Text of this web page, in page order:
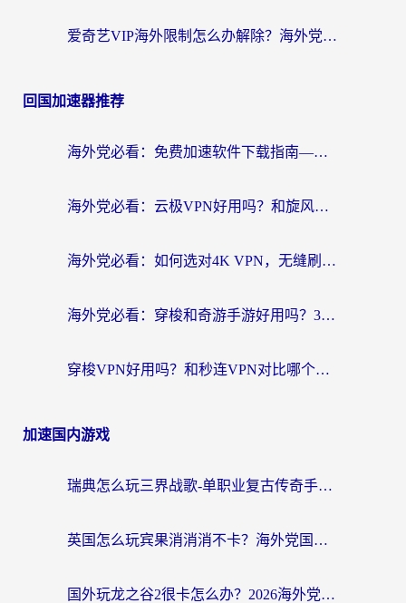
爱奇艺VIP海外限制怎么办解除？海外党追剧看片的终极解决方案
回国加速器推荐
海外党必看：免费加速软件下载指南——无缝访问国内资源的正确打开方式
海外党必看：云极VPN好用吗？和旋风VPN对比哪个回国效果更好？附真实体验+选择攻略
海外党必看：如何选对4K VPN，无缝刷国内剧听网易云？
海外党必看：穿梭和奇游手游好用吗？3步选对回国加速器，流畅看CCTV5海外直播
穿梭VPN好用吗？和秒连VPN对比哪个回国效果更好？海外党亲测实用指南
加速国内游戏
瑞典怎么玩三界战歌-单职业复古传奇手游？海外党国服游戏加速终极指南
英国怎么玩宾果消消消不卡？海外党国服游戏加速终极攻略（附守望第九大陆解决办法）
国外玩龙之谷2很卡怎么办？2026海外党必看的国服游戏加速全攻略